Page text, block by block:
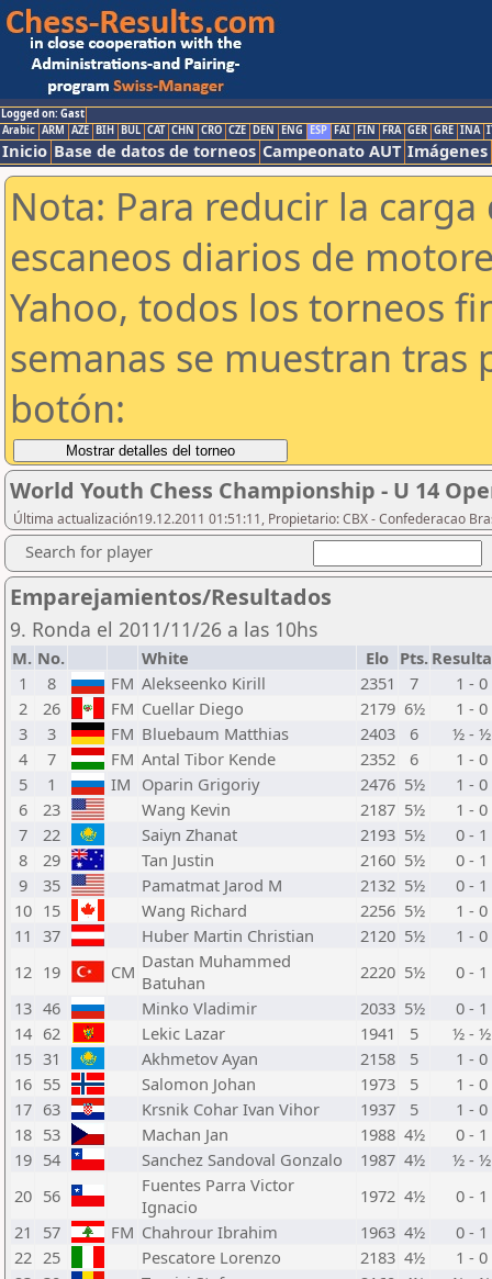
Logged on: Gast
Arabic ARM AZE BIH BUL CAT CHN CRO CZE DEN ENG ESP FAI FIN FRA GER GRE INA
Inicio Base de datos de torneos Campeonato AUT Imágenes
Nota: Para reducir la
escaneos diarios de
Yahoo, todos los torneos
semanas se muestran tras
botón:
World Youth Chess Championship - U 14
Última actualización19.12.2011 01:51:11, Propietario: CBX - Confederacao
Search for player
Emparejamientos/Resultados
9. Ronda el 2011/11/26 a las 10hs
M. No. White Elo Pts.
1
8 FM Alekseenko Kirill 2351 7
1 - 0
2
26 FM Cuellar Diego 2179 6½
1 - 0
3
3 FM Bluebaum Matthias 2403 6
½ - ½
4
7 FM Antal Tibor Kende 2352 6
1 - 0
5
1 IM Oparin Grigoriy 2476 5½
1 - 0
6
23 Wang Kevin 2187 5½
1 - 0
7
22 Saiyn Zhanat 2193 5½
0 - 1
8
29 Tan Justin 2160 5½
0 - 1
9
35 Pamatmat Jarod M 2132 5½
0 - 1
10 15 Wang Richard 2256 5½
1 - 0
11 37 Huber Martin Christian 2120 5½
1 - 0
12 19 CM Dastan Muhammed
Batuhan
2220 5½
0 - 1
13 46 Minko Vladimir 2033 5½
0 - 1
14 62 Lekic Lazar 1941 5
½ - ½
15 31 Akhmetov Ayan 2158 5
1 - 0
16 55 Salomon Johan 1973 5
1 - 0
17 63 Krsnik Cohar Ivan Vihor 1937 5
1 - 0
18 53 Machan Jan 1988 4½
0 - 1
19 54 Sanchez Sandoval Gonzalo 1987 4½
½ - ½
20 56
Fuentes Parra Victor
Ignacio
1972 4½
0 - 1
21
57 FM Chahrour Ibrahim 1963 4½
0 - 1
22 25 Pescatore Lorenzo 2183 4½
1 - 0